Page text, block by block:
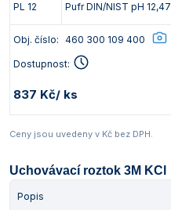
PL 12 Pufr DIN/NIST pH 12,47
Obj. číslo: 460 300 109 400
Dostupnost:
837 Kč/ ks
Ceny jsou uvedeny v Kč bez DPH.
Uchovávací roztok 3M KCl
Popis